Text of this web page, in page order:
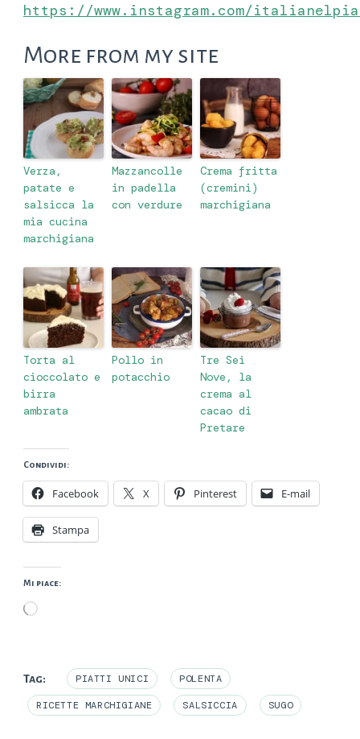
https://www.instagram.com/
More from my site
Verza,
patate e
salsicca la
mia cucina
marchigiana
Mazzancolle
in padella
con verdure
Crema fritta
(cremini)
marchigiana
Torta al
cioccolato e
birra
ambrata
Pollo in
potacchio
Tre Sei
Nove, la
crema al
cacao di
Pretare
Condividi:
Facebook X Pinterest E-mail
Stampa
Mi piace:
Caricamento
Tag: PIATTI UNICI POLENTA
RICETTE MARCHIGIANE SALSICCIA SUGO